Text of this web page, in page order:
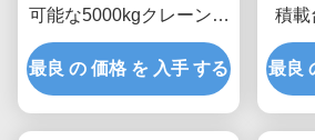
可能な5000kgクレーン積
載台 MLP2800-H
最良 の 価格 を 入手 する
積載
上げ
最良